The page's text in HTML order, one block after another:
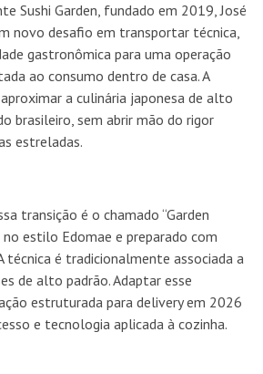
Sushi Garden, fundado em 2019, José
novo desafio em transportar técnica,
gastronômica para uma operação
ao consumo dentro de casa. A
a culinária japonesa de alto
brasileiro, sem abrir mão do rigor
estreladas.
transição é o chamado “Garden
no estilo Edomae e preparado com
técnica é tradicionalmente associada a
de alto padrão. Adaptar esse
estruturada para delivery em 2026
e tecnologia aplicada à cozinha.